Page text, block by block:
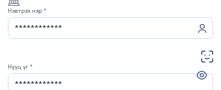
Нэвтрэх нэр *
Нууц үг *